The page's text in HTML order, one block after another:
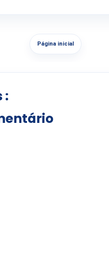
Página inicial
: